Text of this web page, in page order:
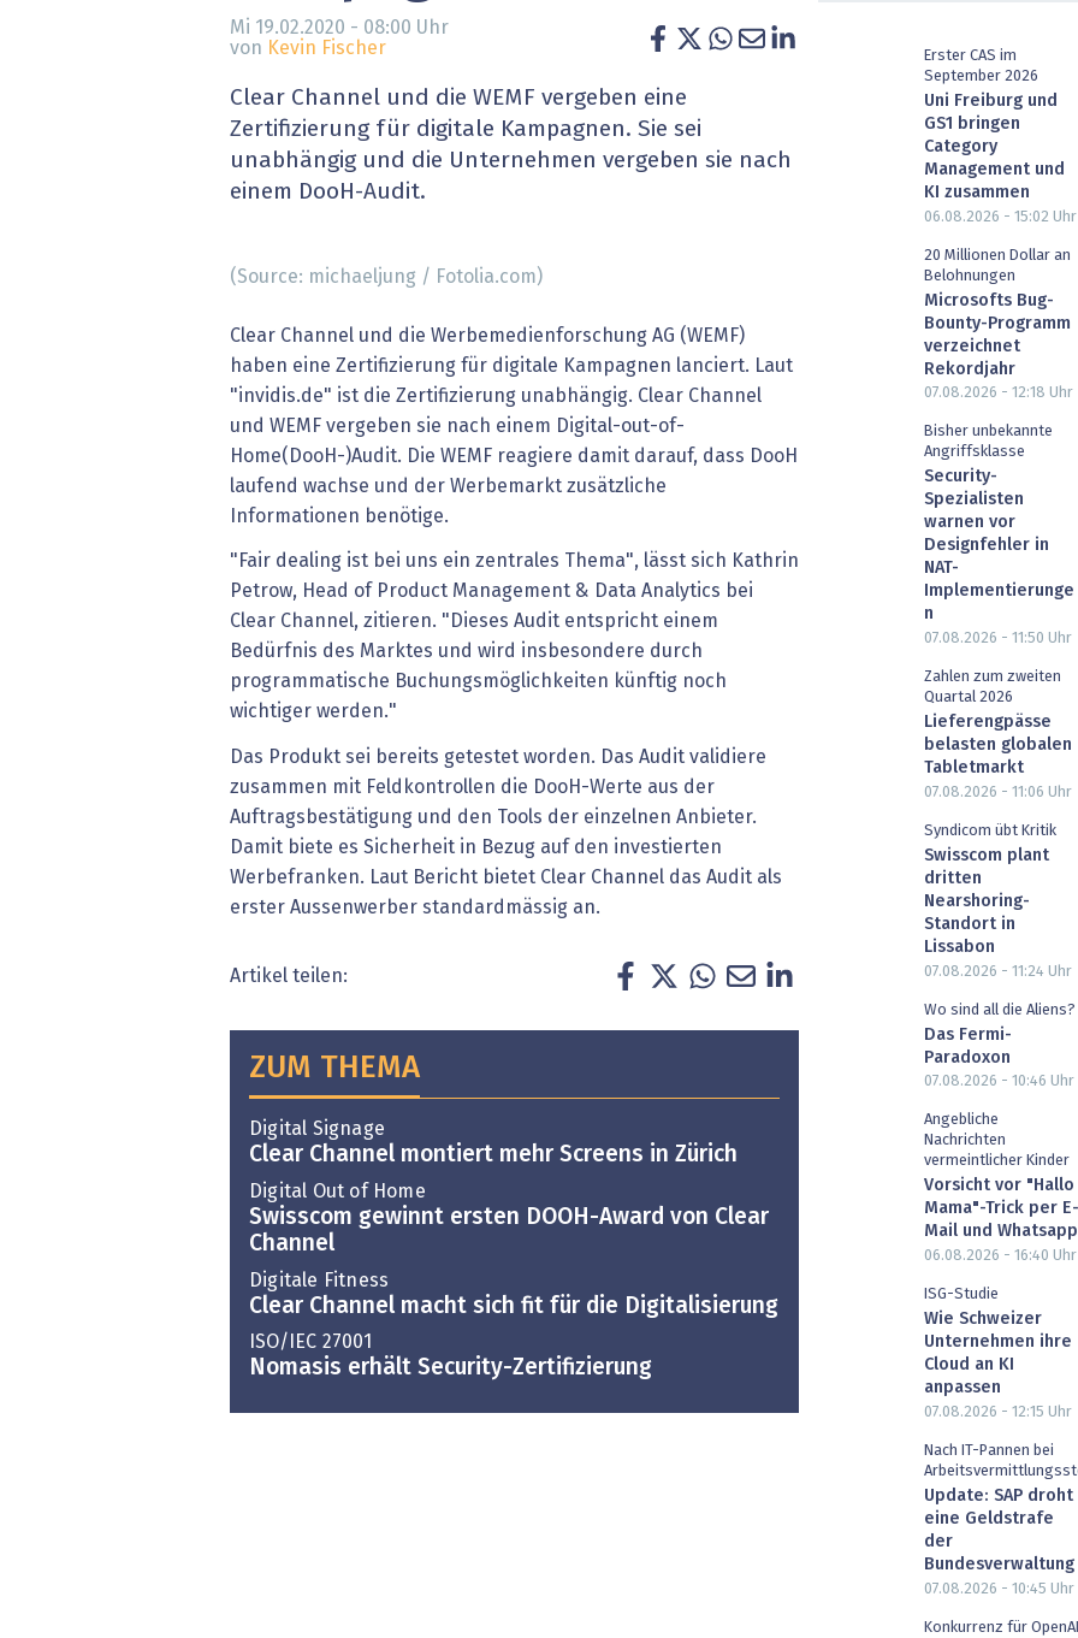
» alle News Gesundheit wird digital
Blockchain
EU-DSGVO
IT for Health
Artificial Intelligence
Fintech & Insurtech
Professional AV & Digital Signage
Mi 19.02.2020 - 08:00 Uhr
von Kevin Fischer
Clear Channel und die WEMF vergeben eine
Zertifizierung für digitale Kampagnen. Sie sei
unabhängig und die Unternehmen vergeben sie nach
einem DooH-Audit.
(Source: michaeljung / Fotolia.com)
Clear Channel und die Werbemedienforschung AG (WEMF)
haben eine Zertifizierung für digitale Kampagnen lanciert. Laut
"invidis.de" ist die Zertifizierung unabhängig. Clear Channel
und WEMF vergeben sie nach einem Digital-out-of-
Home(DooH-)Audit. Die WEMF reagiere damit darauf, dass DooH
laufend wachse und der Werbemarkt zusätzliche
Informationen benötige.
"Fair dealing ist bei uns ein zentrales Thema", lässt sich Kathrin
Petrow, Head of Product Management & Data Analytics bei
Clear Channel, zitieren. "Dieses Audit entspricht einem
Bedürfnis des Marktes und wird insbesondere durch
programmatische Buchungsmöglichkeiten künftig noch
wichtiger werden."
Das Produkt sei bereits getestet worden. Das Audit validiere
zusammen mit Feldkontrollen die DooH-Werte aus der
Auftragsbestätigung und den Tools der einzelnen Anbieter.
Damit biete es Sicherheit in Bezug auf den investierten
Werbefranken. Laut Bericht bietet Clear Channel das Audit als
erster Aussenwerber standardmässig an.
Artikel teilen:
ZUM THEMA
Digital Signage
Clear Channel montiert mehr Screens in Zürich
Digital Out of Home
Swisscom gewinnt ersten DOOH-Award von Clear
Channel
Digitale Fitness
Clear Channel macht sich fit für die Digitalisierung
ISO/IEC 27001
Nomasis erhält Security-Zertifizierung
Erster CAS im
September 2026
Uni Freiburg und
GS1 bringen
Category
Management und
KI zusammen
06.08.2026 - 15:02 Uhr
20 Millionen Dollar an
Belohnungen
Microsofts Bug-
Bounty-Programm
verzeichnet
Rekordjahr
07.08.2026 - 12:18 Uhr
Bisher unbekannte
Angriffsklasse
Security-
Spezialisten
warnen vor
Designfehler in
NAT-
Implementierunge
n
07.08.2026 - 11:50 Uhr
Zahlen zum zweiten
Quartal 2026
Lieferengpässe
belasten globalen
Tabletmarkt
07.08.2026 - 11:06 Uhr
Syndicom übt Kritik
Swisscom plant
dritten
Nearshoring-
Standort in
Lissabon
07.08.2026 - 11:24 Uhr
Wo sind all die Aliens?
Das Fermi-
Paradoxon
07.08.2026 - 10:46 Uhr
Angebliche
Nachrichten
vermeintlicher Kinder
Vorsicht vor "Hallo
Mama"-Trick per E-
Mail und Whatsapp
06.08.2026 - 16:40 Uhr
ISG-Studie
Wie Schweizer
Unternehmen ihre
Cloud an KI
anpassen
07.08.2026 - 12:15 Uhr
Nach IT-Pannen bei
Update: SAP droht
eine Geldstrafe
der
Bundesverwaltung
07.08.2026 - 10:45 Uhr
Konkurrenz für OpenAI